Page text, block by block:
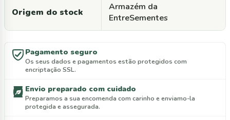
Origem do stock
Armazém da
EntreSementes
Pagamento seguro
Os seus dados e pagamentos estão protegidos com
encriptação SSL.
Envio preparado com cuidado
Preparamos a sua encomenda com carinho e enviamo-la
protegida e assegurada.